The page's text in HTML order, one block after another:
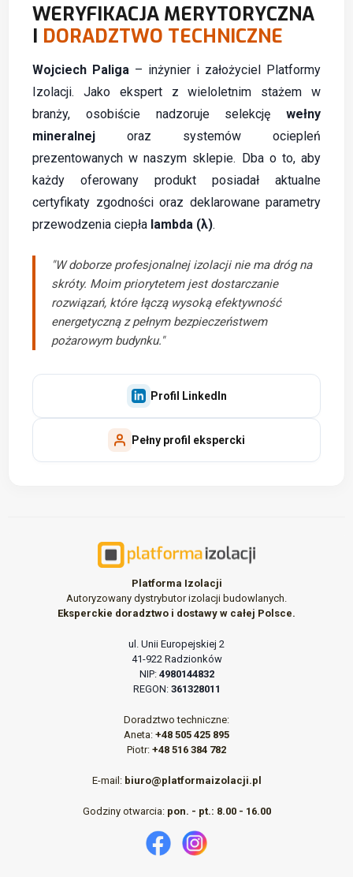
WERYFIKACJA MERYTORYCZNA
I DORADZTWO TECHNICZNE
Wojciech Paliga – inżynier i założyciel Platformy
Izolacji. Jako ekspert z wieloletnim stażem w
branży, osobiście nadzoruje selekcję wełny
mineralnej oraz systemów ociepleń
prezentowanych w naszym sklepie. Dba o to, aby
każdy oferowany produkt posiadał aktualne
certyfikaty zgodności oraz deklarowane parametry
przewodzenia ciepła lambda (λ).
"W doborze profesjonalnej izolacji nie ma dróg na
skróty. Moim priorytetem jest dostarczanie
rozwiązań, które łączą wysoką efektywność
energetyczną z pełnym bezpieczeństwem
pożarowym budynku."
Profil LinkedIn
Pełny profil ekspercki
Platforma Izolacji
Autoryzowany dystrybutor izolacji budowlanych.
Eksperckie doradztwo i dostawy w całej Polsce.
ul. Unii Europejskiej 2
41-922 Radzionków
NIP: 4980144832
REGON: 361328011
Doradztwo techniczne:
Aneta: +48 505 425 895
Piotr: +48 516 384 782
E-mail: biuro@platformaizolacji.pl
Godziny otwarcia: pon. - pt.: 8.00 - 16.00